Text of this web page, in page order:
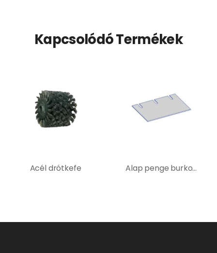
Kapcsolódó Termékek
Acél drótkefe Alap penge burkolatbontó géphez – 400110